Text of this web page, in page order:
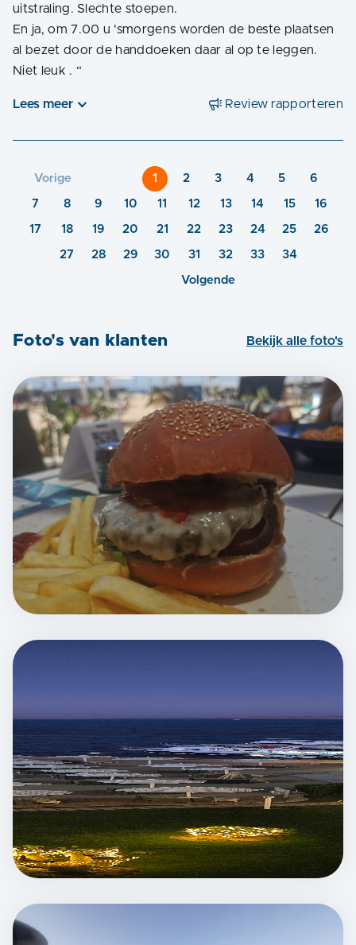
uitstraling. Slechte stoepen.
En ja, om 7.00 u 'smorgens worden de beste plaatsen
al bezet door de handdoeken daar al op te leggen.
Niet leuk . “
Lees meer Review rapporteren
Vorige 1 2 3 4 5 6
7 8 9 10 11 12 13 14 15 16
17 18 19 20 21 22 23 24 25 26
27 28 29 30 31 32 33 34
Volgende
Foto's van klanten Bekijk alle foto's